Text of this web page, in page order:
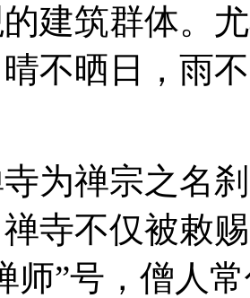
建筑群体。
不晒日，雨
为禅宗之名
寺不仅被敕
师”号，僧人